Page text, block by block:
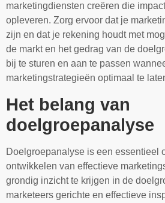
marketingdiensten creëren die
opleveren. Zorg ervoor dat je
zijn en dat je rekening houdt met
de markt en het gedrag van de
bij te sturen en aan te passen
marketingstrategieën optimaal te
Het belang van
doelgroepanalyse
Doelgroepanalyse is een essentieel
ontwikkelen van effectieve
grondig inzicht te krijgen in de
marketeers gerichte en effectieve